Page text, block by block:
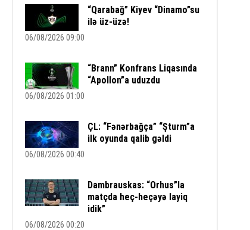
“Qarabağ” Kiyev “Dinamo”su
ilə üz-üzə!
06/08/2026 09:00
“Brann” Konfrans Liqasında
“Apollon”a uduzdu
06/08/2026 01:00
ÇL: “Fənərbağça” “Şturm”a
ilk oyunda qalib gəldi
06/08/2026 00:40
Dambrauskas: “Orhus”la
matçda heç-heçəyə layiq
idik”
06/08/2026 00:20